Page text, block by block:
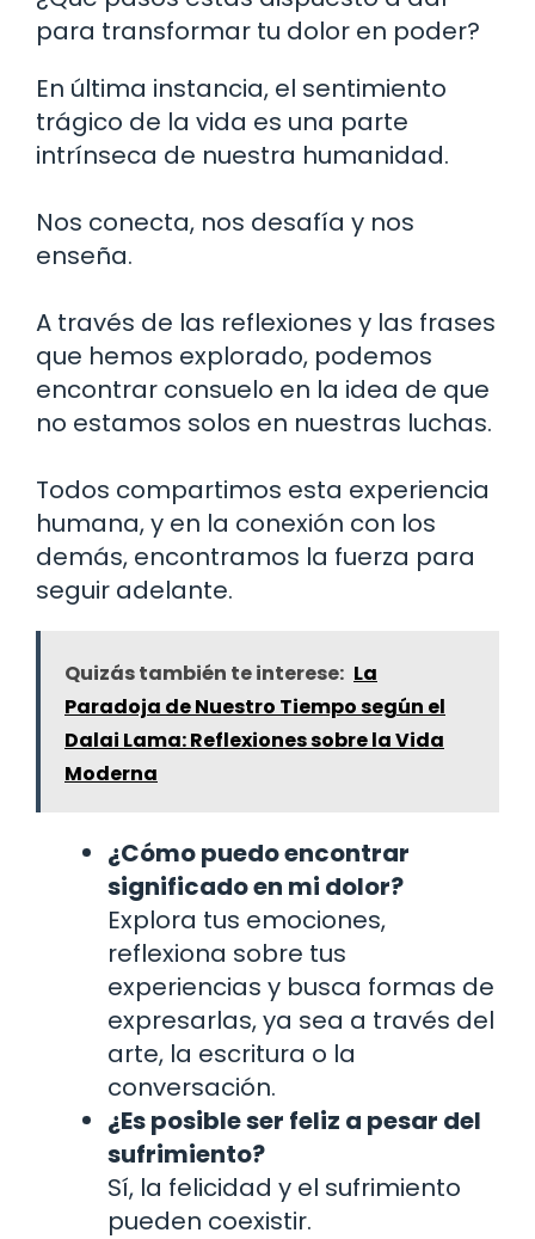
para transformar tu dolor en poder?
En última instancia, el sentimiento
trágico de la vida es una parte
intrínseca de nuestra humanidad.
Nos conecta, nos desafía y nos
enseña.
A través de las reflexiones y las frases
que hemos explorado, podemos
encontrar consuelo en la idea de que
no estamos solos en nuestras luchas.
Todos compartimos esta experiencia
humana, y en la conexión con los
demás, encontramos la fuerza para
seguir adelante.
Quizás también te interese: La
Paradoja de Nuestro Tiempo según el
Dalai Lama: Reflexiones sobre la Vida
Moderna
¿Cómo puedo encontrar
significado en mi dolor?
Explora tus emociones,
reflexiona sobre tus
experiencias y busca formas de
expresarlas, ya sea a través del
arte, la escritura o la
conversación.
¿Es posible ser feliz a pesar del
sufrimiento?
Sí, la felicidad y el sufrimiento
pueden coexistir.